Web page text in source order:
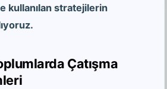
kullanılan stratejilerin
Çatışma